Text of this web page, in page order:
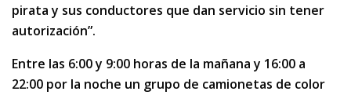
pirata y sus conductores que dan servicio sin tener
autorización”.
Entre las 6:00 y 9:00 horas de la mañana y 16:00 a
22:00 por la noche un grupo de camionetas de color